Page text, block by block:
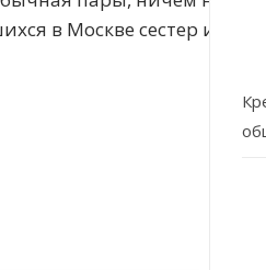
в Москве сестер и